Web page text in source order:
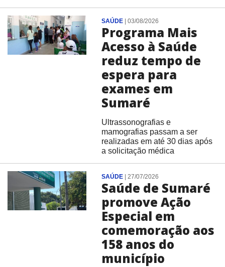
SAÚDE| 03/08/2026
Programa Mais
Acesso à Saúde
reduz tempo de
espera para
exames em
Sumaré
Ultrassonografias e
mamografias passam a ser
realizadas em até 30 dias após
a solicitação médica
SAÚDE| 27/07/2026
Saúde de Sumaré
promove Ação
Especial em
comemoração aos
158 anos do
município